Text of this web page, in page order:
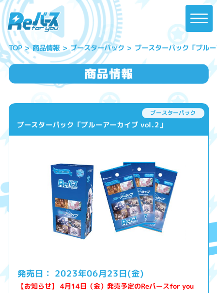
TOP 商品情報 ブースターパック ブースターパック「ブル
ブースターパック
ブースターパック「ブルーアーカイブ vol.2」
発売日： 2023年06月23日(金)
【お知らせ】 4月14日（金）発売予定のReバースfor you